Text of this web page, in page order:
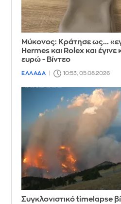
Μύκονος: Κράτησε ως...
Hermes και Rolex και
ευρώ - Βίντεο
ΕΛΛΑΔΑ 10:53, 05.08.2026
Συγκλονιστικό timelapse